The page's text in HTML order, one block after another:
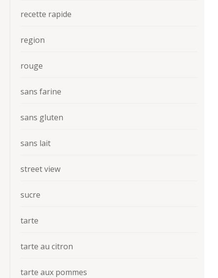
recette rapide
region
rouge
sans farine
sans gluten
sans lait
street view
sucre
tarte
tarte au citron
tarte aux pommes